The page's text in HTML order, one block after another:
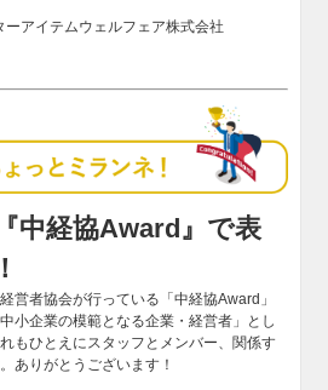
ーアイテムウェルフェア株式会社
中経協Award』で表
営者協会が行っている「中経協Award」
小企業の模範となる企業・経営者」とし
もひとえにスタッフとメンバー、関係す
ありがとうございます！